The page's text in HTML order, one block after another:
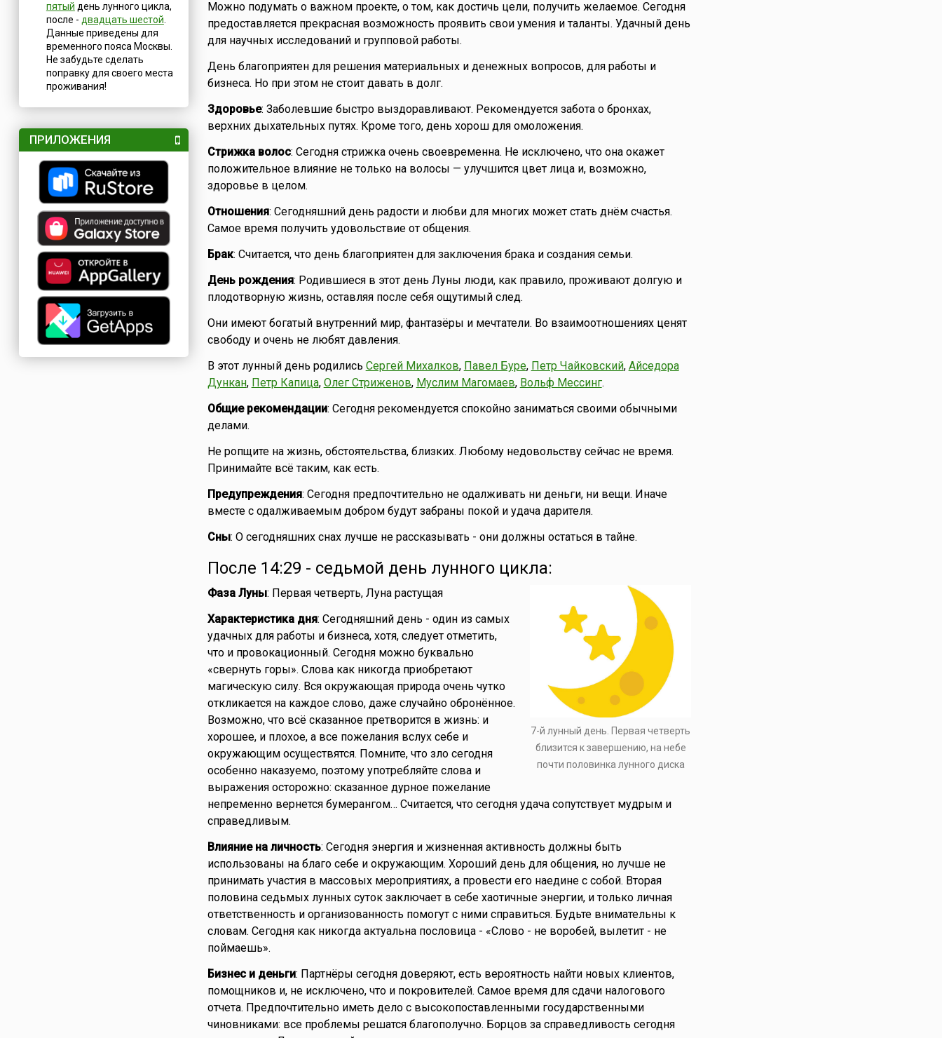
пятый день лунного цикла,
после - двадцать шестой
Данные приведены для
временного пояса Москвы.
Не забудьте сделать
поправку для своего места
проживания!
ПРИЛОЖЕНИЯ
Можно подумать о важном проекте, о том, как достичь цели, получить желаемое. Сегодня
предоставляется прекрасная возможность проявить свои умения и таланты. Удачный день
для научных исследований и групповой работы.
День благоприятен для решения материальных и денежных вопросов, для работы и
бизнеса. Но при этом не стоит давать в долг.
Здоровье: Заболевшие быстро выздоравливают. Рекомендуется забота о бронхах,
верхних дыхательных путях. Кроме того, день хорош для омоложения.
Стрижка волос: Сегодня стрижка очень своевременна. Не исключено, что она окажет
положительное влияние не только на волосы — улучшится цвет лица и, возможно,
здоровье в целом.
Отношения: Сегодняшний день радости и любви для многих может стать днём счастья.
Самое время получить удовольствие от общения.
Брак: Считается, что день благоприятен для заключения брака и создания семьи.
День рождения: Родившиеся в этот день Луны люди, как правило, проживают долгую и
плодотворную жизнь, оставляя после себя ощутимый след.
Они имеют богатый внутренний мир, фантазёры и мечтатели. Во взаимоотношениях ценят
свободу и очень не любят давления.
В этот лунный день родились Сергей Михалков, Павел Буре, Петр Чайковский, Айседора
Дункан, Петр Капица, Олег Стриженов, Муслим Магомаев, Вольф Мессинг.
Общие рекомендации: Сегодня рекомендуется спокойно заниматься своими обычными
делами.
Не ропщите на жизнь, обстоятельства, близких. Любому недовольству сейчас не время.
Принимайте всё таким, как есть.
Предупреждения: Сегодня предпочтительно не одалживать ни деньги, ни вещи. Иначе
вместе с одалживаемым добром будут забраны покой и удача дарителя.
Сны: О сегодняшних снах лучше не рассказывать - они должны остаться в тайне.
После 14:29 - седьмой день лунного цикла:
7-й лунный день. Первая четверть
близится к завершению, на небе
почти половинка лунного диска
Фаза Луны: Первая четверть, Луна растущая
Характеристика дня: Сегодняшний день - один из самых
удачных для работы и бизнеса, хотя, следует отметить,
что и провокационный. Сегодня можно буквально
«свернуть горы». Слова как никогда приобретают
магическую силу. Вся окружающая природа очень чутко
откликается на каждое слово, даже случайно обронённое.
Возможно, что всё сказанное претворится в жизнь: и
хорошее, и плохое, а все пожелания вслух себе и
окружающим осуществятся. Помните, что зло сегодня
особенно наказуемо, поэтому употребляйте слова и
выражения осторожно: сказанное дурное пожелание
непременно вернется бумерангом… Считается, что сегодня удача сопутствует мудрым и
справедливым.
Влияние на личность: Сегодня энергия и жизненная активность должны быть
использованы на благо себе и окружающим. Хороший день для общения, но лучше не
принимать участия в массовых мероприятиях, а провести его наедине с собой. Вторая
половина седьмых лунных суток заключает в себе хаотичные энергии, и только личная
ответственность и организованность помогут с ними справиться. Будьте внимательны к
словам. Сегодня как никогда актуальна пословица - «Слово - не воробей, вылетит - не
поймаешь».
Бизнес и деньги: Партнёры сегодня доверяют, есть вероятность найти новых клиентов,
помощников и, не исключено, что и покровителей. Самое время для сдачи налогового
отчета. Предпочтительно иметь дело с высокопоставленными государственными
чиновниками: все проблемы решатся благополучно. Борцов за справедливость сегодня